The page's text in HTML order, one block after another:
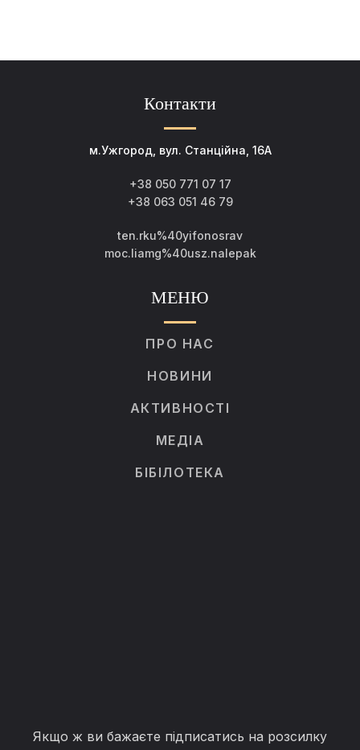
Контакти
м.Ужгород, вул. Станційна, 16А
+38 050 771 07 17
+38 063 051 46 79
ten.rku%40yifonosrav
moc.liamg%40usz.nalepak
МЕНЮ
ПРО НАС
НОВИНИ
АКТИВНОСТІ
МЕДІА
БІБІЛОТЕКА
Якщо ж ви бажаєте підписатись на розсилку